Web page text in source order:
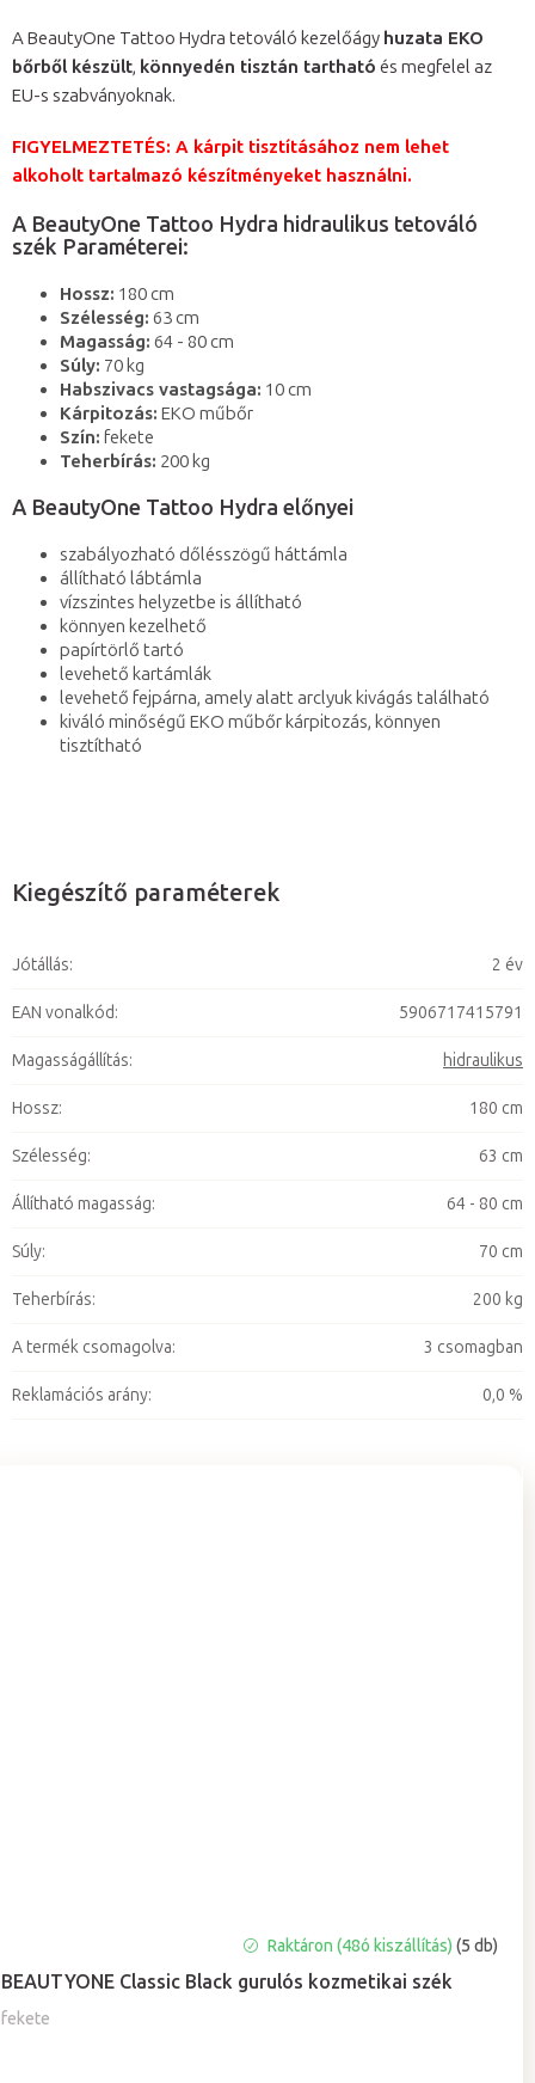
BEAUTYONE Classic Black gurulós kozmetikai szék
fekete
átlagos
értékelése
Raktáron (48ó kiszállítás)(5 db)
A BeautyOne Tattoo Hydra tetováló kezelőágy huzata EKO
bőrből készült, könnyedén tisztán tartható és megfelel az
EU-s szabványoknak.
FIGYELMEZTETÉS: A kárpit tisztításához nem lehet
alkoholt tartalmazó készítményeket használni.
A BeautyOne Tattoo Hydra hidraulikus tetováló
szék Paraméterei:
Hossz: 180 cm
Szélesség: 63 cm
Magasság: 64 - 80 cm
Súly: 70 kg
Habszivacs vastagsága: 10 cm
Kárpitozás: EKO műbőr
Szín: fekete
Teherbírás: 200 kg
A BeautyOne Tattoo Hydra előnyei
szabályozható dőlésszögű háttámla
állítható lábtámla
vízszintes helyzetbe is állítható
könnyen kezelhető
papírtörlő tartó
levehető kartámlák
levehető fejpárna, amely alatt arclyuk kivágás található
kiváló minőségű EKO műbőr kárpitozás, könnyen
tisztítható
Kiegészítő paraméterek
Jótállás: 2 év
EAN vonalkód: 5906717415791
Magasságállítás: hidraulikus
Hossz: 180 cm
Szélesség: 63 cm
Állítható magasság: 64 - 80 cm
Súly: 70 cm
Teherbírás: 200 kg
A termék csomagolva: 3 csomagban
Reklamációs arány: 0,0 %